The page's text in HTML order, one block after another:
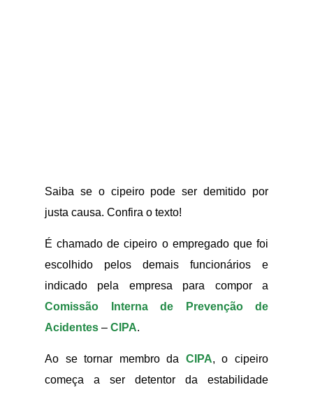
Saiba se o cipeiro pode ser demitido por
justa causa. Confira o texto!
É chamado de cipeiro o empregado que foi
escolhido pelos demais funcionários e
indicado pela empresa para compor a
Comissão Interna de Prevenção de
Acidentes – CIPA.
Ao se tornar membro da CIPA, o cipeiro
começa a ser detentor da estabilidade